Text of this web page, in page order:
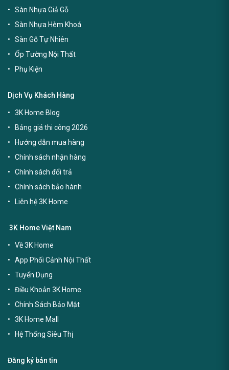
Sàn Nhựa Giả Gỗ
Sàn Nhựa Hèm Khoá
Sàn Gỗ Tự Nhiên
Ốp Tường Nội Thất
Phụ Kiện
Dịch Vụ Khách Hàng
3K Home Blog
Bảng giá thi công 2026
Hướng dẫn mua hàng
Chính sách nhận hàng
Chính sách đổi trả
Chính sách bảo hành
Liên hệ 3K Home
3K Home Việt Nam
Về 3K Home
App Phối Cảnh Nội Thất
Tuyển Dụng
Điều Khoản 3K Home
Chính Sách Bảo Mật
3K Home Mall
Hệ Thống Siêu Thị
Đăng ký bản tin